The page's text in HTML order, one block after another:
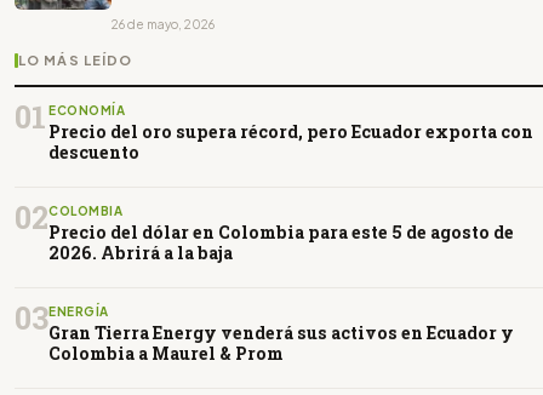
26 de mayo, 2026
LO MÁS LEÍDO
01 ECONOMÍA
Precio del oro supera récord, pero Ecuador exporta con
descuento
02COLOMBIA
Precio del dólar en Colombia para este 5 de agosto de
2026. Abrirá a la baja
03ENERGÍA
Gran Tierra Energy venderá sus activos en Ecuador y
Colombia a Maurel & Prom